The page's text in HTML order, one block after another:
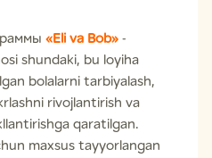
«Eli va Bob» -
shundaki, bu loyiha
bolalarni tarbiyalash,
rivojlantirish va
qaratilgan.
maxsus tayyorlangan